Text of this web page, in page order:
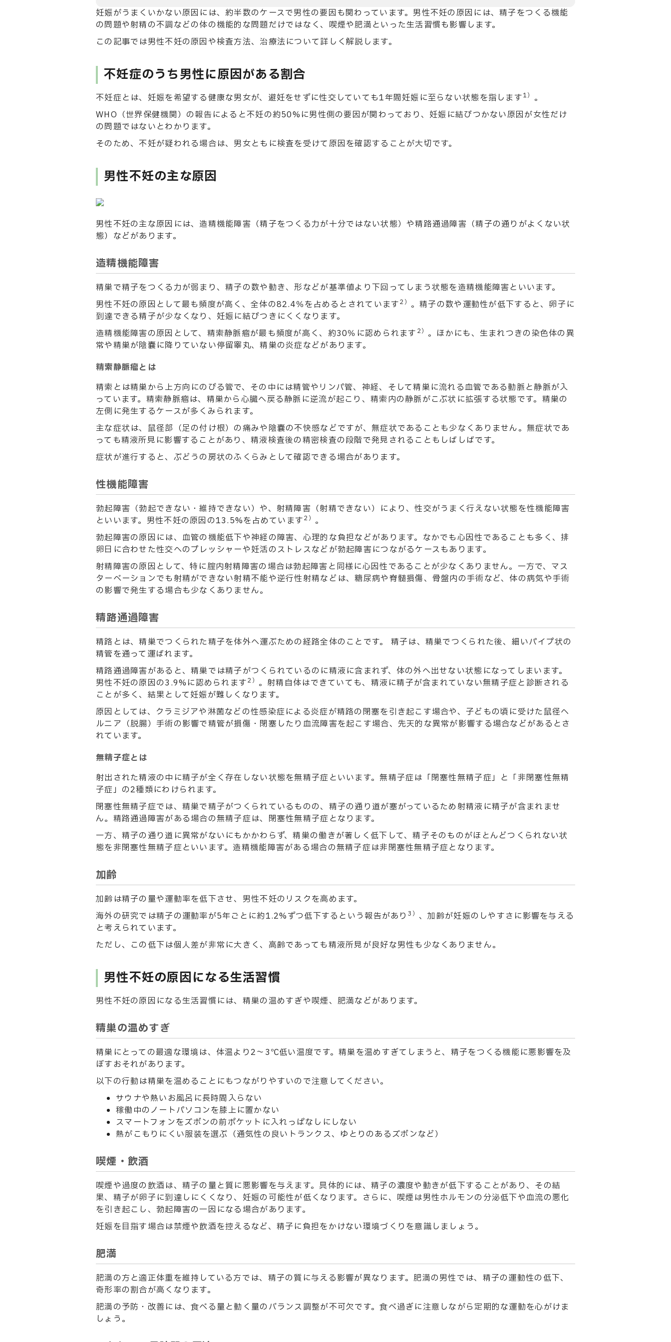
妊娠がうまくいかない原因には、約半数のケースで男性の要因も関わっています。男性不妊の原因には、精子をつくる機能
の問題や射精の不調などの体の機能的な問題だけではなく、喫煙や肥満といった生活習慣も影響します。
この記事では男性不妊の原因や検査方法、治療法について詳しく解説します。
不妊症のうち男性に原因がある割合
不妊症とは、妊娠を希望する健康な男女が、避妊をせずに性交していても1年間妊娠に至らない状態を指します1） 。
WHO（世界保健機関）の報告によると不妊の約50%に男性側の要因が関わっており、妊娠に結びつかない原因が女性だけ
の問題ではないとわかります。
そのため、不妊が疑われる場合は、男女ともに検査を受けて原因を確認することが大切です。
男性不妊の主な原因
男性不妊の主な原因には、造精機能障害（精子をつくる力が十分ではない状態）や精路通過障害（精子の通りがよくない状
態）などがあります。
造精機能障害
精巣で精子をつくる力が弱まり、精子の数や動き、形などが基準値より下回ってしまう状態を造精機能障害といいます。
男性不妊の原因として最も頻度が高く、全体の82.4％を占めるとされています2） 。精子の数や運動性が低下すると、卵子に
到達できる精子が少なくなり、妊娠に結びつきにくくなります。
造精機能障害の原因として、精索静脈瘤が最も頻度が高く、約30％に認められます 2） 。ほかにも、生まれつきの染色体の異
常や精巣が陰嚢に降りていない停留睾丸、精巣の炎症などがあります。
精索静脈瘤とは
精索とは精巣から上方向にのびる管で、その中には精管やリンパ管、神経、そして精巣に流れる血管である動脈と静脈が入
っています。精索静脈瘤は、精巣から心臓へ戻る静脈に逆流が起こり、精索内の静脈がこぶ状に拡張する状態です。精巣の
左側に発生するケースが多くみられます。
主な症状は、鼠径部（足の付け根）の痛みや陰嚢の不快感などですが、無症状であることも少なくありません。無症状であ
っても精液所見に影響することがあり、精液検査後の精密検査の段階で発見されることもしばしばです。
症状が進行すると、ぶどうの房状のふくらみとして確認できる場合があります。
性機能障害
勃起障害（勃起できない・維持できない）や、射精障害（射精できない）により、性交がうまく行えない状態を性機能障害
といいます。男性不妊の原因の13.5%を占めています2） 。
勃起障害の原因には、血管の機能低下や神経の障害、心理的な負担などがあります。なかでも心因性であることも多く、排
卵日に合わせた性交へのプレッシャーや妊活のストレスなどが勃起障害につながるケースもあります。
射精障害の原因として、特に腟内射精障害の場合は勃起障害と同様に心因性であることが少なくありません。一方で、マス
ターベーションでも射精ができない射精不能や逆行性射精などは、糖尿病や脊髄損傷、骨盤内の手術など、体の病気や手術
の影響で発生する場合も少なくありません。
精路通過障害
精路とは、精巣でつくられた精子を体外へ運ぶための経路全体のことです。 精子は、精巣でつくられた後、細いパイプ状の
精管を通って運ばれます。
精路通過障害があると、精巣では精子がつくられているのに精液に含まれず、体の外へ出せない状態になってしまいます。
男性不妊の原因の3.9%に認められます2） 。射精自体はできていても、精液に精子が含まれていない無精子症と診断される
ことが多く、結果として妊娠が難しくなります。
原因としては、クラミジアや淋菌などの性感染症による炎症が精路の閉塞を引き起こす場合や、子どもの頃に受けた鼠径ヘ
ルニア（脱腸）手術の影響で精管が損傷・閉塞したり血流障害を起こす場合、先天的な異常が影響する場合などがあるとさ
れています。
無精子症とは
射出された精液の中に精子が全く存在しない状態を無精子症といいます。無精子症は「閉塞性無精子症」と「非閉塞性無精
子症」の2種類にわけられます。
閉塞性無精子症では、精巣で精子がつくられているものの、精子の通り道が塞がっているため射精液に精子が含まれませ
ん。精路通過障害がある場合の無精子症は、閉塞性無精子症となります。
一方、精子の通り道に異常がないにもかかわらず、精巣の働きが著しく低下して、精子そのものがほとんどつくられない状
態を非閉塞性無精子症といいます。造精機能障害がある場合の無精子症は非閉塞性無精子症となります。
加齢
加齢は精子の量や運動率を低下させ、男性不妊のリスクを高めます。
海外の研究では精子の運動率が5年ごとに約1.2%ずつ低下するという報告があり 3） 、加齢が妊娠のしやすさに影響を与える
と考えられています。
ただし、この低下は個人差が非常に大きく、高齢であっても精液所見が良好な男性も少なくありません。
男性不妊の原因になる生活習慣
男性不妊の原因になる生活習慣には、精巣の温めすぎや喫煙、肥満などがあります。
精巣の温めすぎ
精巣にとっての最適な環境は、体温より2〜3℃低い温度です。精巣を温めすぎてしまうと、精子をつくる機能に悪影響を及
ぼすおそれがあります。
以下の行動は精巣を温めることにもつながりやすいので注意してください。
サウナや熱いお風呂に長時間入らない
稼働中のノートパソコンを膝上に置かない
スマートフォンをズボンの前ポケットに入れっぱなしにしない
熱がこもりにくい服装を選ぶ（通気性の良いトランクス、ゆとりのあるズボンなど）
喫煙・飲酒
喫煙や過度の飲酒は、精子の量と質に悪影響を与えます。具体的には、精子の濃度や動きが低下することがあり、その結
果、精子が卵子に到達しにくくなり、妊娠の可能性が低くなります。さらに、喫煙は男性ホルモンの分泌低下や血流の悪化
を引き起こし、勃起障害の一因になる場合があります。
妊娠を目指す場合は禁煙や飲酒を控えるなど、精子に負担をかけない環境づくりを意識しましょう。
肥満
肥満の方と適正体重を維持している方では、精子の質に与える影響が異なります。肥満の男性では、精子の運動性の低下、
奇形率の割合が高くなります。
肥満の予防・改善には、食べる量と動く量のバランス調整が不可欠です。食べ過ぎに注意しながら定期的な運動を心がけま
しょう。